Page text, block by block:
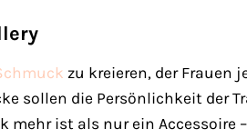
zu kreieren, der Frauen
sollen die Persönlichkeit der
mehr ist als nur ein